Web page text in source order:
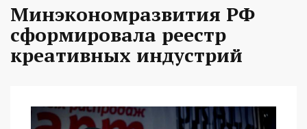
Минэкономразвития РФ
сформировала реестр
креативных индустрий